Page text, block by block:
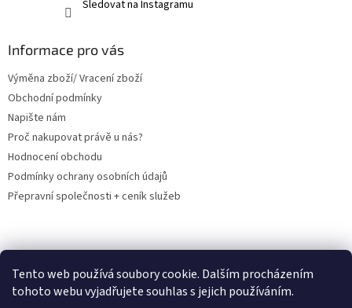
Tento web používá soubory cookie. Dalším procházením
tohoto webu vyjadřujete souhlas s jejich používáním.
Sledovat na Instagramu
Informace pro vás
Výměna zboží/ Vracení zboží
Obchodní podmínky
Napište nám
Proč nakupovat právě u nás?
Hodnocení obchodu
Podmínky ochrany osobních údajů
Přepravní společnosti + ceník služeb